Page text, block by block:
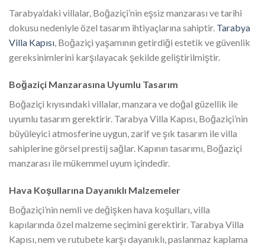
Tarabya’daki villalar, Boğaziçi’nin eşsiz manzarası ve tarihi
dokusu nedeniyle özel tasarım ihtiyaçlarına sahiptir. Tarabya
Villa Kapısı, Boğaziçi yaşamının getirdiği estetik ve güvenlik
gereksinimlerini karşılayacak şekilde geliştirilmiştir.
Boğaziçi Manzarasına Uyumlu Tasarım
Boğaziçi kıyısındaki villalar, manzara ve doğal güzellik ile
uyumlu tasarım gerektirir. Tarabya Villa Kapısı, Boğaziçi’nin
büyüleyici atmosferine uygun, zarif ve şık tasarım ile villa
sahiplerine görsel prestij sağlar. Kapının tasarımı, Boğaziçi
manzarası ile mükemmel uyum içindedir.
Hava Koşullarına Dayanıklı Malzemeler
Boğaziçi’nin nemli ve değişken hava koşulları, villa
kapılarında özel malzeme seçimini gerektirir. Tarabya Villa
Kapısı, nem ve rutubete karşı dayanıklı, paslanmaz kaplama